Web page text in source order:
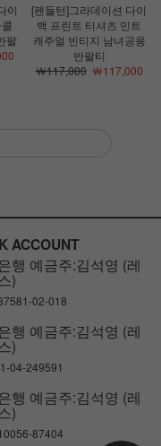
이
팔
[펜들턴]그라데이션 다이
백 프린트 티셔츠 민트
캐주얼 빈티지 남녀공용
반팔티
￦117,000￦117,000
ACCOUNT
행 예금주:김석영 (레
)
02-018
행 예금주:김석영 (레
)
04-249591
행 예금주:김석영 (레
)
87404